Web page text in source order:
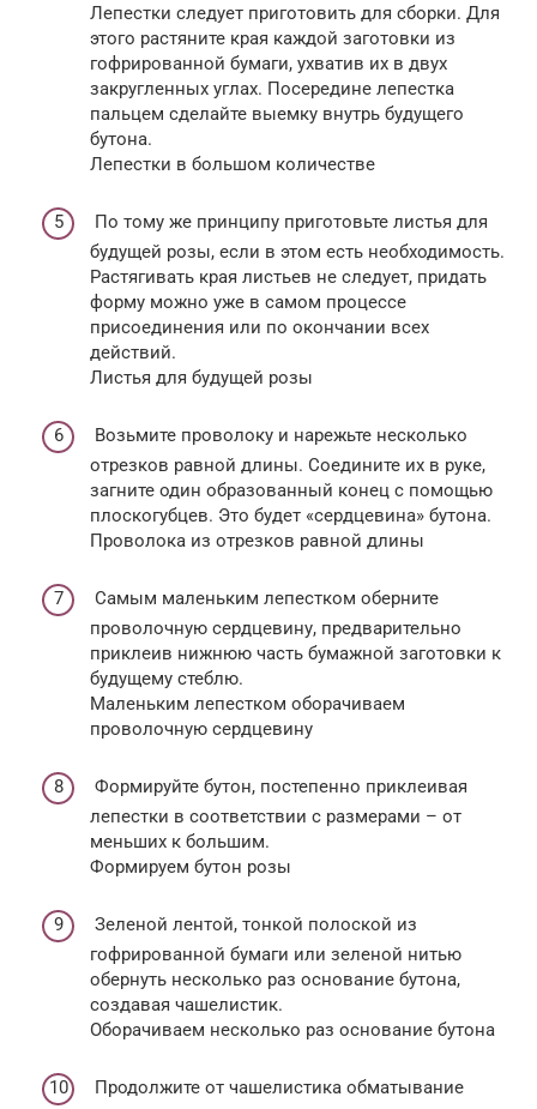
Лепестки следует приготовить для сборки. Для
этого растяните края каждой заготовки из
гофрированной бумаги, ухватив их в двух
закругленных углах. Посередине лепестка
пальцем сделайте выемку внутрь будущего
бутона.
Лепестки в большом количестве
По тому же принципу приготовьте листья для
будущей розы, если в этом есть необходимость.
Растягивать края листьев не следует, придать
форму можно уже в самом процессе
присоединения или по окончании всех
действий.
Листья для будущей розы
Возьмите проволоку и нарежьте несколько
отрезков равной длины. Соедините их в руке,
загните один образованный конец с помощью
плоскогубцев. Это будет «сердцевина» бутона.
Проволока из отрезков равной длины
Самым маленьким лепестком оберните
проволочную сердцевину, предварительно
приклеив нижнюю часть бумажной заготовки к
будущему стеблю.
Маленьким лепестком оборачиваем
проволочную сердцевину
Формируйте бутон, постепенно приклеивая
лепестки в соответствии с размерами – от
меньших к большим.
Формируем бутон розы
Зеленой лентой, тонкой полоской из
гофрированной бумаги или зеленой нитью
обернуть несколько раз основание бутона,
создавая чашелистик.
Оборачиваем несколько раз основание бутона
Продолжите от чашелистика обматывание